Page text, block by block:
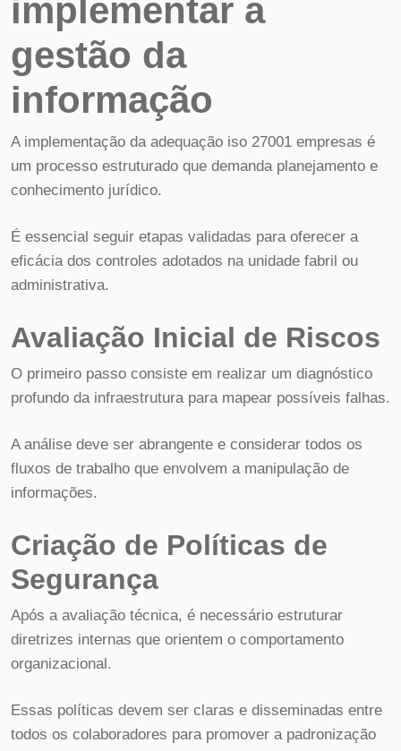
implementar a
gestão da
informação
A implementação da adequação iso 27001 empresas é
um processo estruturado que demanda planejamento e
conhecimento jurídico.
É essencial seguir etapas validadas para oferecer a
eficácia dos controles adotados na unidade fabril ou
administrativa.
Avaliação Inicial de Riscos
O primeiro passo consiste em realizar um diagnóstico
profundo da infraestrutura para mapear possíveis falhas.
A análise deve ser abrangente e considerar todos os
fluxos de trabalho que envolvem a manipulação de
informações.
Criação de Políticas de
Segurança
Após a avaliação técnica, é necessário estruturar
diretrizes internas que orientem o comportamento
organizacional.
Essas políticas devem ser claras e disseminadas entre
todos os colaboradores para promover a padronização